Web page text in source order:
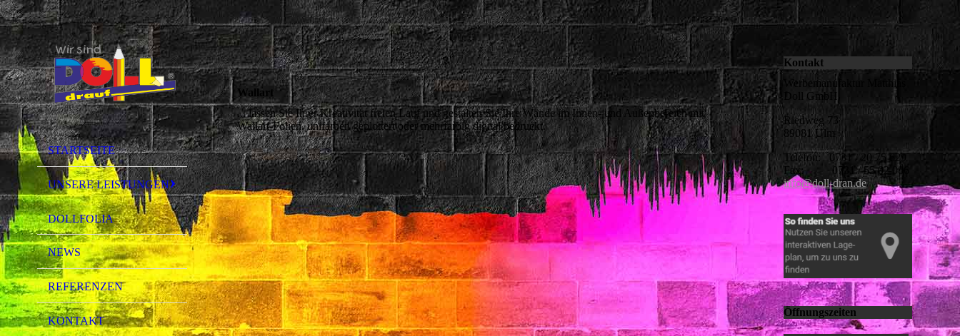
STARTSEITE
UNSERE LEISTUNGEN
DOLLFOLIA
NEWS
REFERENZEN
KONTAKT
Wallart
... lassen Sie Ihrer Kreativität freien Lauf und gestalten Sie Ihre Wände im Innen- und Außenbereich mit
Wallart-Folien, unifarben geplottert oder mehrfarbig digital bedruckt.
Kontakt
Werbemanufaktur Matthias
Doll GmbH
Riedweg 73
89081 Ulm
Telefon: 0731 / 20 75 629
Fax: 0731 / 55 02 086
info@doll-dran.de
Öffnungszeiten